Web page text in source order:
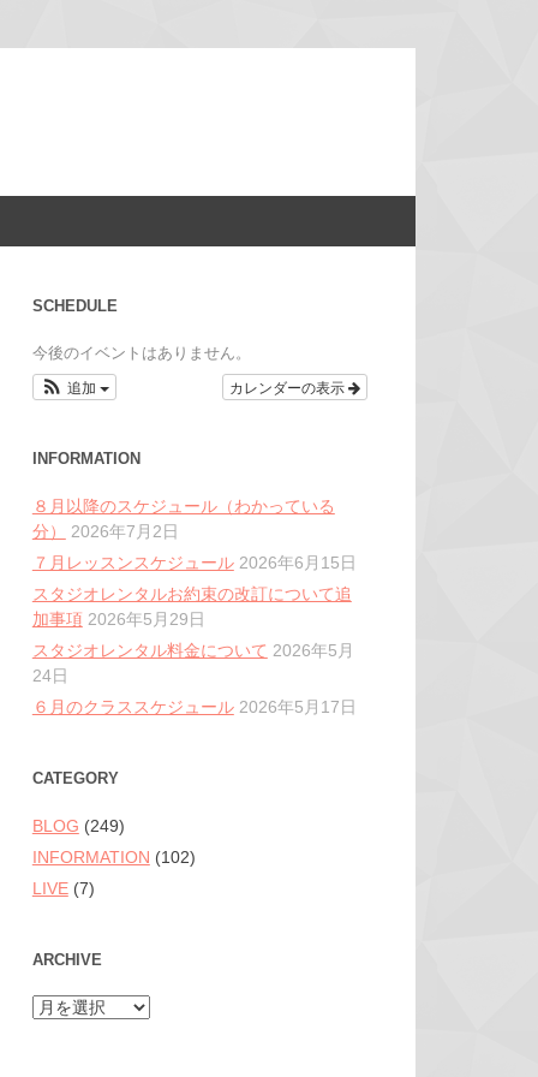
SCHEDULE
今後のイベントはありません。
カレンダーの表示
追加
INFORMATION
８月以降のスケジュール（わかっている
分）
2026年7月2日
７月レッスンスケジュール 2026年6月15日
スタジオレンタルお約束の改訂について追
加事項 2026年5月29日
スタジオレンタル料金について 2026年5月
24日
６月のクラススケジュール 2026年5月17日
CATEGORY
BLOG (249)
INFORMATION (102)
LIVE(7)
ARCHIVE
ARCHIVE